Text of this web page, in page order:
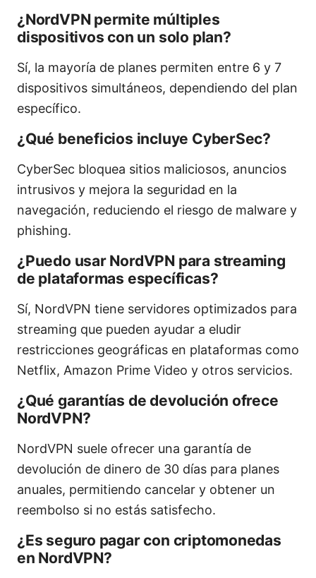
¿NordVPN permite múltiples
dispositivos con un solo plan?
Sí, la mayoría de planes permiten entre 6 y 7
dispositivos simultáneos, dependiendo del plan
específico.
¿Qué beneficios incluye CyberSec?
CyberSec bloquea sitios maliciosos, anuncios
intrusivos y mejora la seguridad en la
navegación, reduciendo el riesgo de malware y
phishing.
¿Puedo usar NordVPN para streaming
de plataformas específicas?
Sí, NordVPN tiene servidores optimizados para
streaming que pueden ayudar a eludir
restricciones geográficas en plataformas como
Netflix, Amazon Prime Video y otros servicios.
¿Qué garantías de devolución ofrece
NordVPN?
NordVPN suele ofrecer una garantía de
devolución de dinero de 30 días para planes
anuales, permitiendo cancelar y obtener un
reembolso si no estás satisfecho.
¿Es seguro pagar con criptomonedas
en NordVPN?